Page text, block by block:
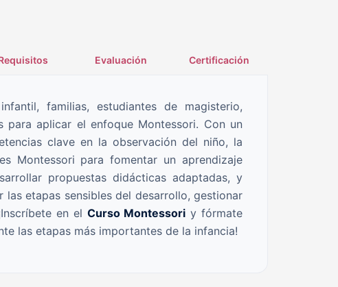
Evaluación Certificación
familias, estudiantes de magisterio,
para aplicar el enfoque Montessori. Con un
clave en la observación del niño, la
Montessori para fomentar un aprendizaje
propuestas didácticas adaptadas, y
etapas sensibles del desarrollo, gestionar
en el Curso Montessori y fórmate
las etapas más importantes de la infancia!